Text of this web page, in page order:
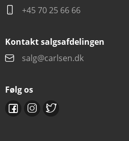
+45 70 25 66 66
Kontakt salgsafdelingen
salg@carlsen.dk
Følg os